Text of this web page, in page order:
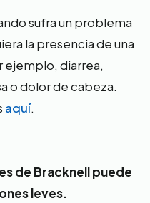
sufra un problema
la presencia de una
ejemplo, diarrea,
o dolor de cabeza.
aquí.
de Bracknell puede
leves.